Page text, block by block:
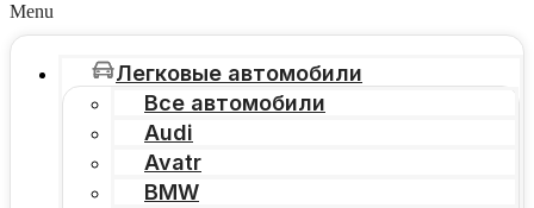
Menu
Легковые автомобили
Все автомобили
Audi
Avatr
BMW